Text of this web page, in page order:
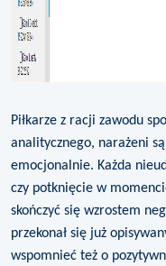
Piłkarze z racji zawodu
analitycznego, narażeni
emocjonalnie. Każda
czy potknięcie w
skończyć się wzrostem
przekonał się już
wspomnieć też o